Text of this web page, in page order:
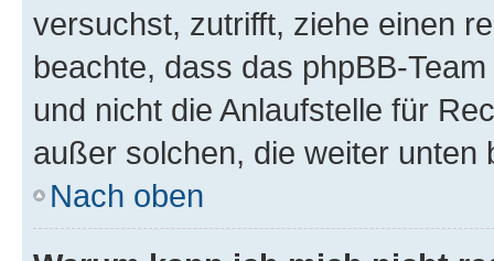
versuchst, zutrifft, ziehe einen
beachte, dass das phpBB-
und nicht die Anlaufstelle für
außer solchen, die weiter unten
Nach oben